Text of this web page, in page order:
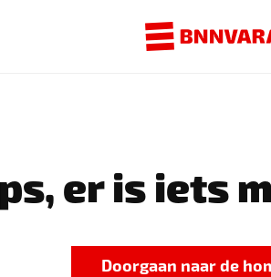
er is iets
Doorgaan naar de